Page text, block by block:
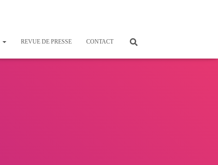
REVUE DE PRESSE CONTACT